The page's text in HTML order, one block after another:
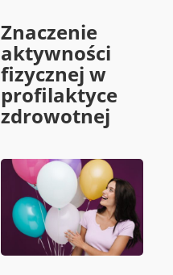
Znaczenie
aktywności
fizycznej w
profilaktyce
zdrowotnej